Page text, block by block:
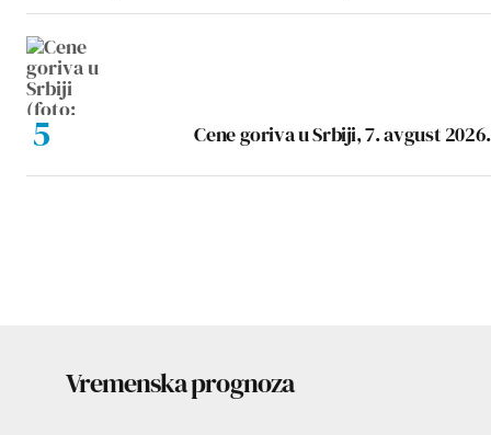
Cene goriva u Srbiji, 7. avgust 2026.
Vremenska prognoza